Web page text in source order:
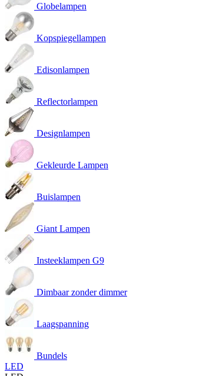
Globelampen
Kopspiegellampen
Edisonlampen
Reflectorlampen
Designlampen
Gekleurde Lampen
Buislampen
Giant Lampen
Insteeklampen G9
Dimbaar zonder dimmer
Laagspanning
Bundels
LED